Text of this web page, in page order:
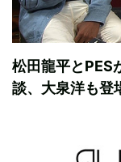
松田龍平とPES
談、大泉洋も登